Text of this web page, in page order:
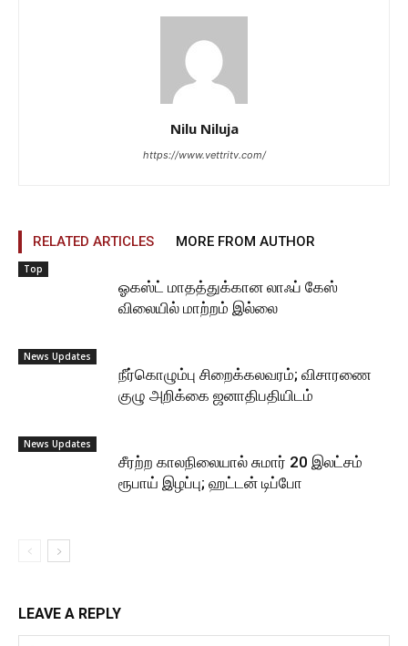
Nilu Niluja
https://www.vettritv.com/
RELATED ARTICLES MORE FROM AUTHOR
Top
ஓகஸ்ட் மாதத்துக்கான லாஃப் கேஸ்
விலையில் மாற்றம் இல்லை
News Updates
நீர்கொழும்பு சிறைக்கலவரம்; விசாரணை
குழு அறிக்கை ஜனாதிபதியிடம்
News Updates
சீரற்ற காலநிலையால் சுமார் 20 இலட்சம்
ரூபாய் இழப்பு; ஹட்டன் டிப்போ
LEAVE A REPLY